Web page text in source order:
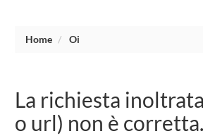
Home Oi
La richiesta
o url) non è corretta.